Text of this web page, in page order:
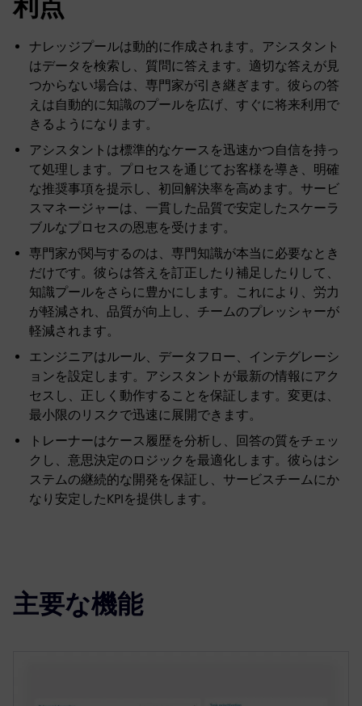
ナレッジプールは動的に作成されます。アシスタント
はデータを検索し、質問に答えます。適切な答えが見
つからない場合は、専門家が引き継ぎます。彼らの答
えは自動的に知識のプールを広げ、すぐに将来利用で
きるようになります。
アシスタントは標準的なケースを迅速かつ自信を持っ
て処理します。プロセスを通じてお客様を導き、明確
な推奨事項を提示し、初回解決率を高めます。サービ
スマネージャーは、一貫した品質で安定したスケーラ
ブルなプロセスの恩恵を受けます。
専門家が関与するのは、専門知識が本当に必要なとき
だけです。彼らは答えを訂正したり補足したりして、
知識プールをさらに豊かにします。これにより、労力
が軽減され、品質が向上し、チームのプレッシャーが
軽減されます。
エンジニアはルール、データフロー、インテグレーシ
ョンを設定します。アシスタントが最新の情報にアク
セスし、正しく動作することを保証します。変更は、
最小限のリスクで迅速に展開できます。
トレーナーはケース履歴を分析し、回答の質をチェッ
クし、意思決定のロジックを最適化します。彼らはシ
ステムの継続的な開発を保証し、サービスチームにか
なり安定したKPIを提供します。
主要な機能